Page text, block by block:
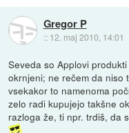
Gregor P
:: 12. maj 2010, 14:01
Seveda so Applovi
okrnjeni; ne rečem da niso
vsekakor to namenoma
zelo radi kupujejo takšne
razloga že, ti npr. trdiš, da